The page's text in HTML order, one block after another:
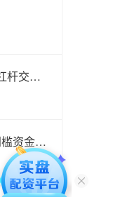
黄金配资平台推荐：安全合规的杠杆交易选择
济南银环期货配资|正规平台|低门槛资金服务